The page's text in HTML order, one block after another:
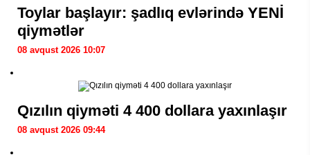
Toylar başlayır: şadlıq evlərində YENİ
qiymətlər
08 avqust 2026 10:07
Qızılın qiyməti 4 400 dollara yaxınlaşır
08 avqust 2026 09:44